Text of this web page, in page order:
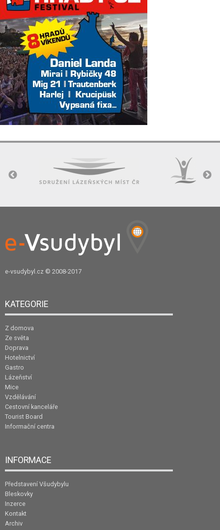
e-vsudybyl.cz © 2008-2017
KATEGORIE
Z domova
Ze světa
Doprava
Hotelnictví
Gastro
Lázeňství
Mice
Vzdělávání
Cestovní kanceláře
Tourist Board
Informační centra
INFORMACE
Představení Všudybylu
Bleskovky
Inzerce
Kontakt
Archiv